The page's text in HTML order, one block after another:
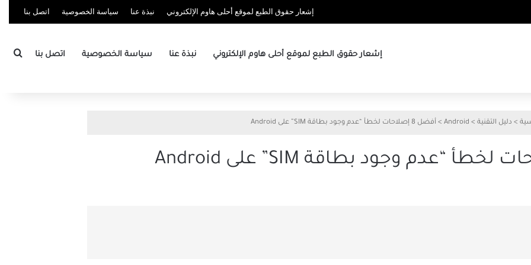
إشعار حقوق الطبع لموقع أحلى هاوم الإلكتروني نبذة عنا سياسة الخصوصية اتصل بنا
إشعار حقوق الطبع لموقع أحلى هاوم الإلكتروني نبذة عنا سياسة الخصوصية اتصل بنا
> دليل التقنية >
Android
> أفضل 8 إصلاحات لخطأ “عدم وجود بطاقة SIM” على Android